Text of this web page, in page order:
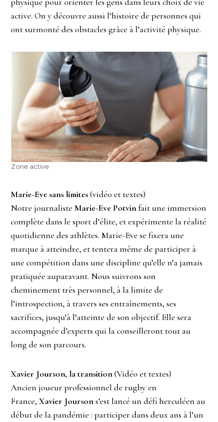
active. On y découvre aussi l’histoire de personnes qui
ont surmonté des obstacles grâce à l’activité physique.
Zone active
Marie-Eve sans limites(vidéo et textes)
Notre journalisteMarie-Eve Potvinfait une immersion
complète dans le sport d’élite, et expérimente la réalité
quotidienne des athlètes. Marie-Eve se fixera une
marque à atteindre, et tentera même de participer à
une compétition dans une discipline qu’elle n’a jamais
pratiquée auparavant. Nous suivrons son
cheminement très personnel, à la limite de
l’introspection, à travers ses entraînements, ses
sacrifices, jusqu’à l’atteinte de son objectif. Elle sera
accompagnée d’experts qui la conseilleront tout au
long de son parcours.
Xavier Jourson, la transition(Vidéo et textes)
Ancien joueur professionnel de rugby en
France,Xavier Joursons’est lancé un défi herculéen au
début de la pandémie : participer dans deux ans à l’un